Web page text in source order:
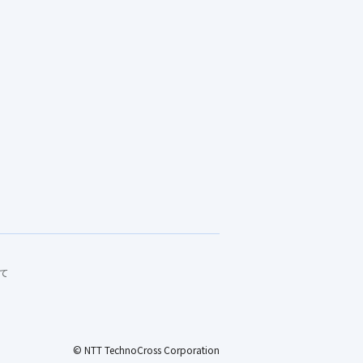
© NTT TechnoCross Corporation